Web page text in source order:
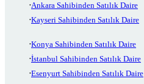
Ankara Sahibinden Satılık Daire
Kayseri Sahibinden Satılık Daire
Konya Sahibinden Satılık Daire
İstanbul Sahibinden Satılık Daire
Esenyurt Sahibinden Satılık Daire